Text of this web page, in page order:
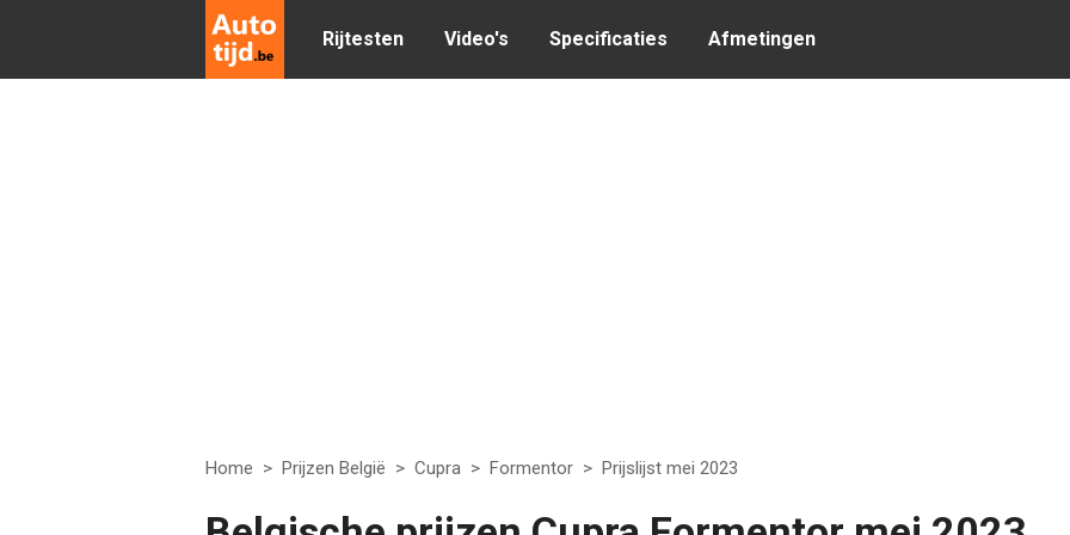
Rijtesten Video's Specificaties Afmetingen
Home > Prijzen België > Cupra > Formentor > Prijslijst mei 2023